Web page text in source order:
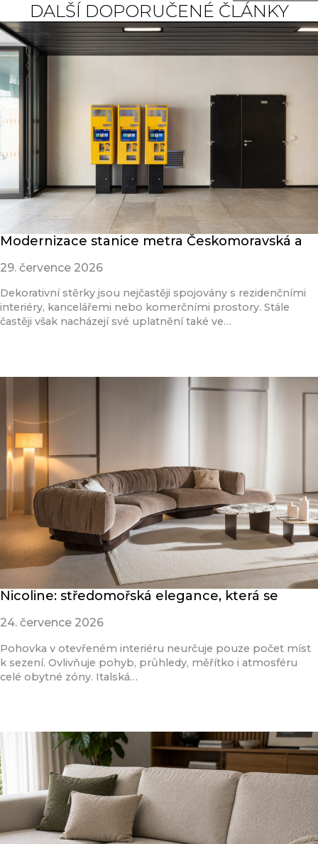
DALŠÍ DOPORUČENÉ ČLÁNKY
Modernizace stanice metra Českomoravská a
29. července 2026
Dekorativní stěrky jsou nejčastěji spojovány s rezidenčními
interiéry, kancelářemi nebo komerčními prostory. Stále
častěji však nacházejí své uplatnění také ve…
Nicoline: středomořská elegance, která se
24. července 2026
Pohovka v otevřeném interiéru neurčuje pouze počet míst
k sezení. Ovlivňuje pohyb, průhledy, měřítko i atmosféru
celé obytné zóny. Italská…